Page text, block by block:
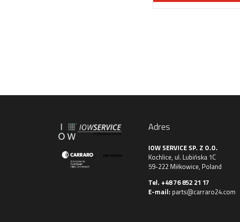
Adres
IOW SERVICE SP. Z O.O.
Kochlice, ul. Lubińska 1C
59-222 Miłkowice, Poland
Tel. +48 76 852 21 17
E-mail: parts@carraro24.com